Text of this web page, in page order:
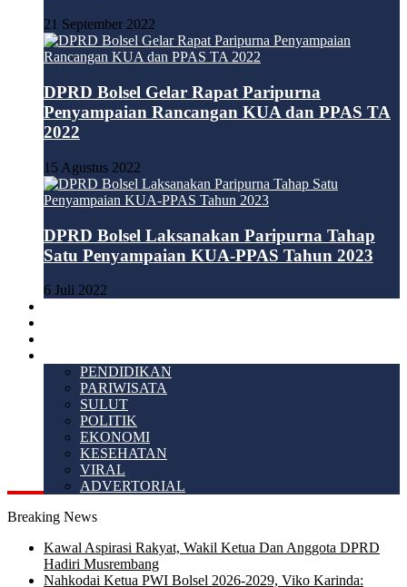
21 September 2022
DPRD Bolsel Gelar Rapat Paripurna
Penyampaian Rancangan KUA dan PPAS TA
2022
15 Agustus 2022
DPRD Bolsel Laksanakan Paripurna Tahap
Satu Penyampaian KUA-PPAS Tahun 2023
6 Juli 2022
PENDIDIKAN
PARIWISATA
SULUT
POLITIK
EKONOMI
KESEHATAN
VIRAL
ADVERTORIAL
Breaking News
Kawal Aspirasi Rakyat, Wakil Ketua Dan Anggota DPRD
Hadiri Musrembang
Nahkodai Ketua PWI Bolsel 2026-2029, Viko Karinda: